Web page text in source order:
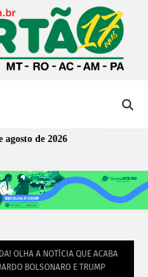
agosto de 2026
OLHA A NOTÍCIA QUE ACABA
BOLSONARO E TRUMP